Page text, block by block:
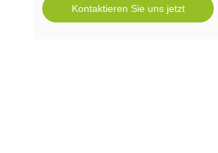
Kontaktieren Sie uns jetzt